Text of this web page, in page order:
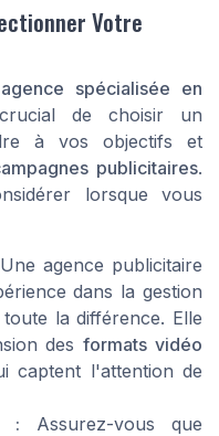
Votre
agence spécialisée en
de choisir un
à vos objectifs et
publicitaires.
lorsque vous
Une agence publicitaire
dans la gestion
la différence. Elle
desformats vidéo
captent l'attention de
: Assurez-vous que